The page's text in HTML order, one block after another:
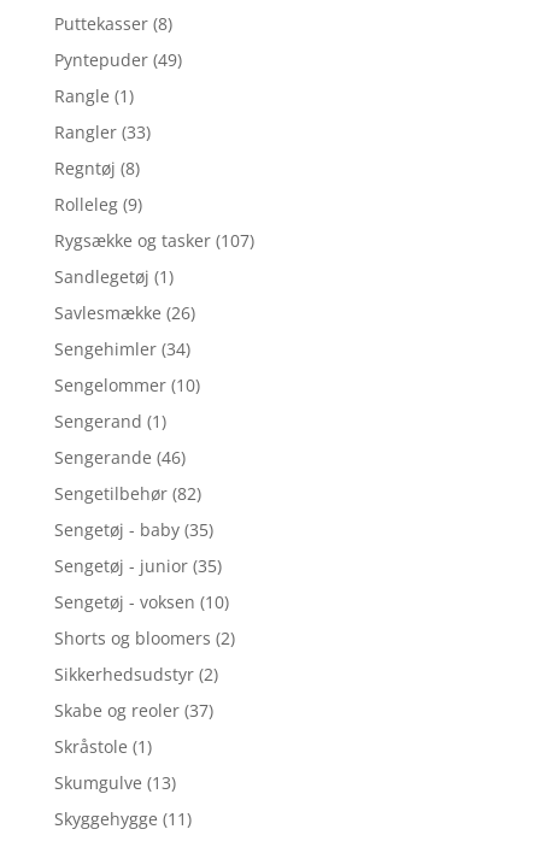
Puttekasser (8)
Pyntepuder (49)
Rangle (1)
Rangler (33)
Regntøj (8)
Rolleleg (9)
Rygsække og tasker (107)
Sandlegetøj (1)
Savlesmække (26)
Sengehimler (34)
Sengelommer (10)
Sengerand (1)
Sengerande (46)
Sengetilbehør (82)
Sengetøj - baby (35)
Sengetøj - junior (35)
Sengetøj - voksen (10)
Shorts og bloomers (2)
Sikkerhedsudstyr (2)
Skabe og reoler (37)
Skråstole (1)
Skumgulve (13)
Skyggehygge (11)